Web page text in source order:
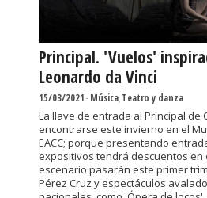
Principal. 'Vuelos'
Leonardo da Vinci
15/03/2021-Música,Teatro y danza
La llave de entrada al Principal de
encontrarse este invierno en el
EACC; porque presentando
expositivos tendrá descuentos en
escenario pasarán este primer
Pérez Cruz y espectáculos